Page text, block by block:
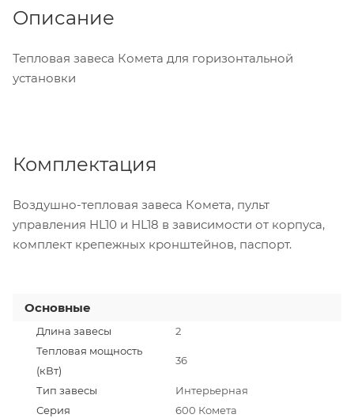
Описание
Тепловая завеса Комета для горизонтальной
установки
Комплектация
Воздушно-тепловая завеса Комета, пульт
управления HL10 и HL18 в зависимости от корпуса,
комплект крепежных кронштейнов, паспорт.
Основные
Длина завесы
2
Тепловая мощность
(кВт)
36
Тип завесы
Интерьерная
Серия
600 Комета